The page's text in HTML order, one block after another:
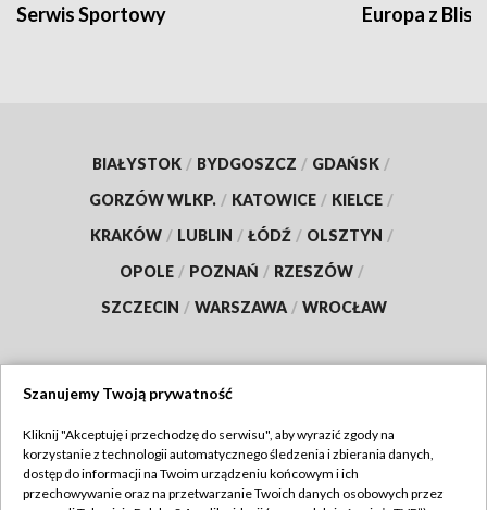
Serwis Sportowy Europa z
BIAŁYSTOK / BYDGOSZCZ / GDAŃSK /
GORZÓW WLKP. / KATOWICE / KIELCE /
KRAKÓW / LUBLIN / ŁÓDŹ / OLSZTYN /
OPOLE / POZNAŃ / RZESZÓW /
SZCZECIN / WARSZAWA / WROCŁAW
TVP
Abonament TVP
Regulamin TVP
Szanujemy Twoją prywatność
Kliknij "Akceptuję i przechodzę do serwisu", aby wyrazić zgody na
korzystanie z technologii automatycznego śledzenia i zbierania danych,
dostęp do informacji na Twoim urządzeniu końcowym i ich
przechowywanie oraz na przetwarzanie Twoich danych osobowych przez